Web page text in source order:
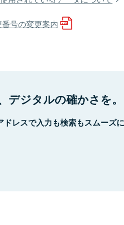
号の変更案内
デジタルの確かさを。
ドレスで入力も検索もスムーズ